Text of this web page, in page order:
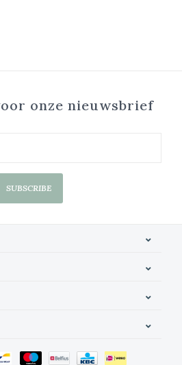
onze nieuwsbrief
SUBSCRIBE